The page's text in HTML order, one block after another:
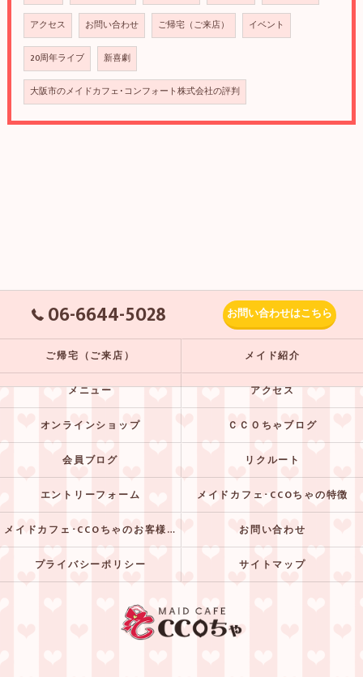
アクセス お問い合わせ ご帰宅（ご来店） イベント
20周年ライブ 新喜劇
大阪市のメイドカフェ･コンフォート株式会社の評判
06-6644-5028 お問い合わせはこちら
ご帰宅（ご来店） メイド紹介
メニュー アクセス
オンラインショップ ＣＣＯちゃブログ
会員ブログ リクルート
エントリーフォーム メイドカフェ･CCOちゃの特徴
メイドカフェ･CCOちゃのお客様の声 お問い合わせ
プライバシーポリシー サイトマップ